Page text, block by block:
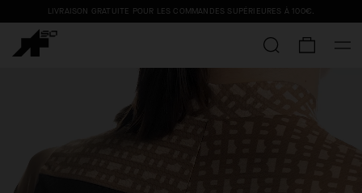
LIVRAISON GRATUITE POUR LES COMMANDES SUPÉRIEURES À 100€.